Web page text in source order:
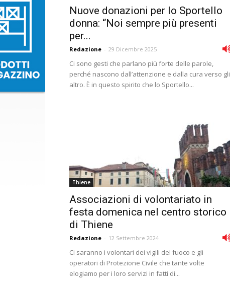
Nuove donazioni per lo Sportello
donna: “Noi sempre più presenti
per...
Redazione - 29 Dicembre 2025
Ci sono gesti che parlano più forte delle parole,
perché nascono dall’attenzione e dalla cura verso gli
altro. È in questo spirito che lo Sportello...
Thiene
Associazioni di volontariato in
festa domenica nel centro storico
di Thiene
Redazione - 12 Settembre 2024
Ci saranno i volontari dei vigili del fuoco e gli
operatori di Protezione Civile che tante volte
elogiamo per i loro servizi in fatti di...